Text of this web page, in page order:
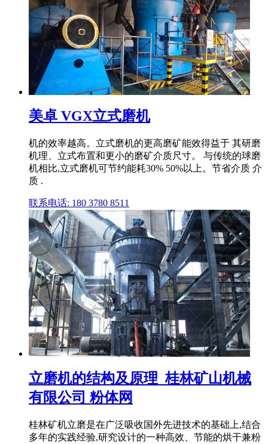
美卓 VGX立式磨机
机的效率越高。立式磨机的更高磨矿能效得益于 其研磨
机理、立式布置和更小的磨矿介质尺寸。 与传统的球磨
机相比,立式磨机可节约能耗30% 50%以上。节省介质 介
质 .
联系电话: 180 3780 8511
立磨机的结构及原理_桂林矿山机械
有限公司 粉体网
桂林矿机立磨是在广泛吸收国外先进技术的基础上,结合
多年的实践经验,研究设计的一种高效、节能的烘干兼粉